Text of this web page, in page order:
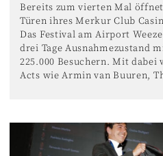
Bereits zum vierten Mal
Türen ihres Merkur Club
Das Festival am Airport
drei Tage Ausnahmezustand
225.000 Besuchern. Mit
Acts wie Armin van Buuren,